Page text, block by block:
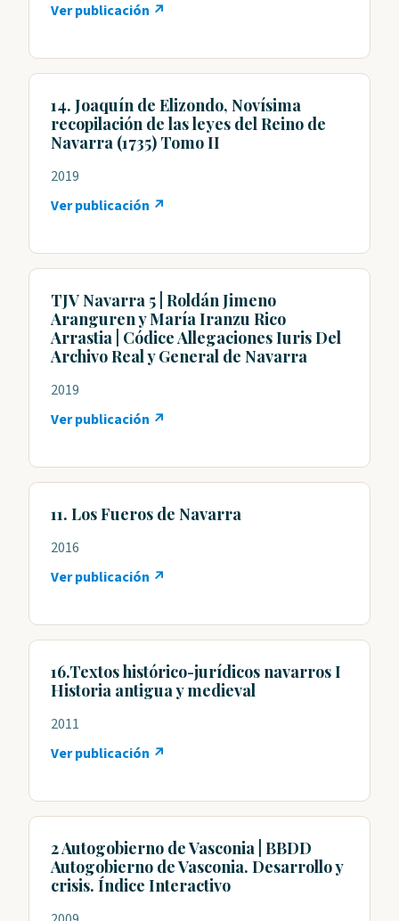
Ver publicación ↗
14. Joaquín de Elizondo, Novísima
recopilación de las leyes del Reino de
Navarra (1735) Tomo II
2019
Ver publicación ↗
TJV Navarra 5 | Roldán Jimeno
Aranguren y María Iranzu Rico
Arrastia | Códice Allegaciones Iuris Del
Archivo Real y General de Navarra
2019
Ver publicación ↗
11. Los Fueros de Navarra
2016
Ver publicación ↗
16.Textos histórico-jurídicos navarros I
Historia antigua y medieval
2011
Ver publicación ↗
2 Autogobierno de Vasconia | BBDD
Autogobierno de Vasconia. Desarrollo y
crisis. Índice Interactivo